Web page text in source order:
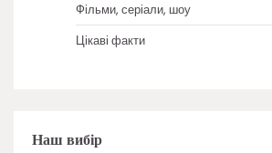
Фільми, серіали, шоу
Цікаві факти
Наш вибір